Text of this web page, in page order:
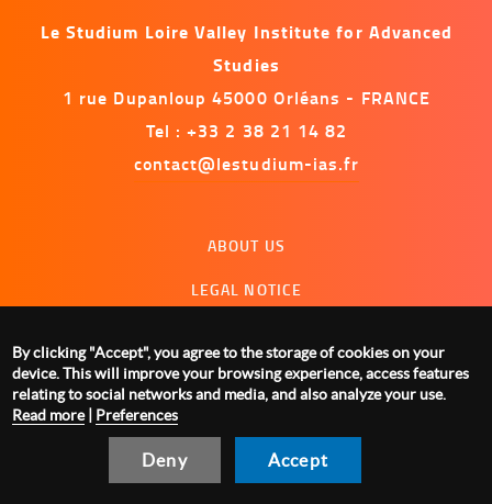
Le Studium Loire Valley Institute for Advanced
Studies
1 rue Dupanloup 45000 Orléans - FRANCE
Tel : +33 2 38 21 14 82
contact@lestudium-ias.fr
ABOUT US
LEGAL NOTICE
MANAGING COOKIES
By clicking "Accept", you agree to the storage of cookies on your
device. This will improve your browsing experience, access features
relating to social networks and media, and also analyze your use.
Read more| Preferences
Deny Accept